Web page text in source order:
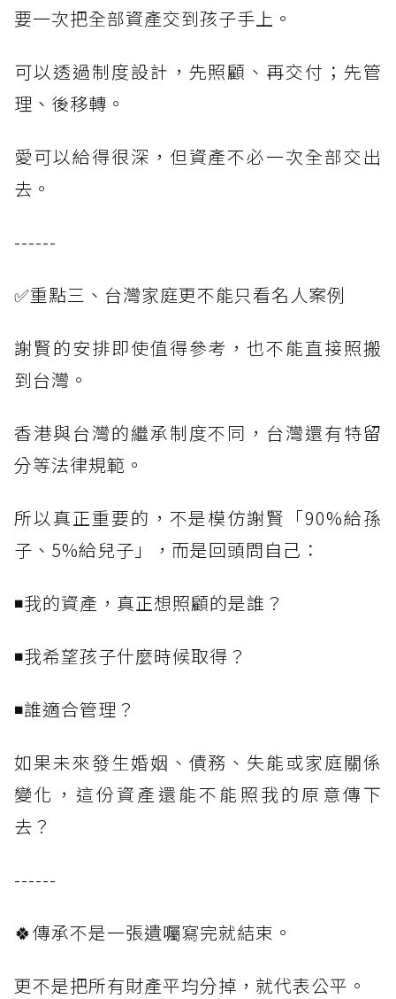
要一次把全部資產交到孩子手上。
可以透過制度設計，先照顧、再交付；先管
理、後移轉。
愛可以給得很深，但資產不必一次全部交出
去。
------
✅重點三、台灣家庭更不能只看名人案例
謝賢的安排即使值得參考，也不能直接照搬
到台灣。
香港與台灣的繼承制度不同，台灣還有特留
分等法律規範。
所以真正重要的，不是模仿謝賢「90%給孫
子、5%給兒子」，而是回頭問自己：
◾我的資產，真正想照顧的是誰？
◾我希望孩子什麼時候取得？
◾誰適合管理？
如果未來發生婚姻、債務、失能或家庭關係
變化，這份資產還能不能照我的原意傳下
去？
------
🍀傳承不是一張遺囑寫完就結束。
更不是把所有財產平均分掉，就代表公平。